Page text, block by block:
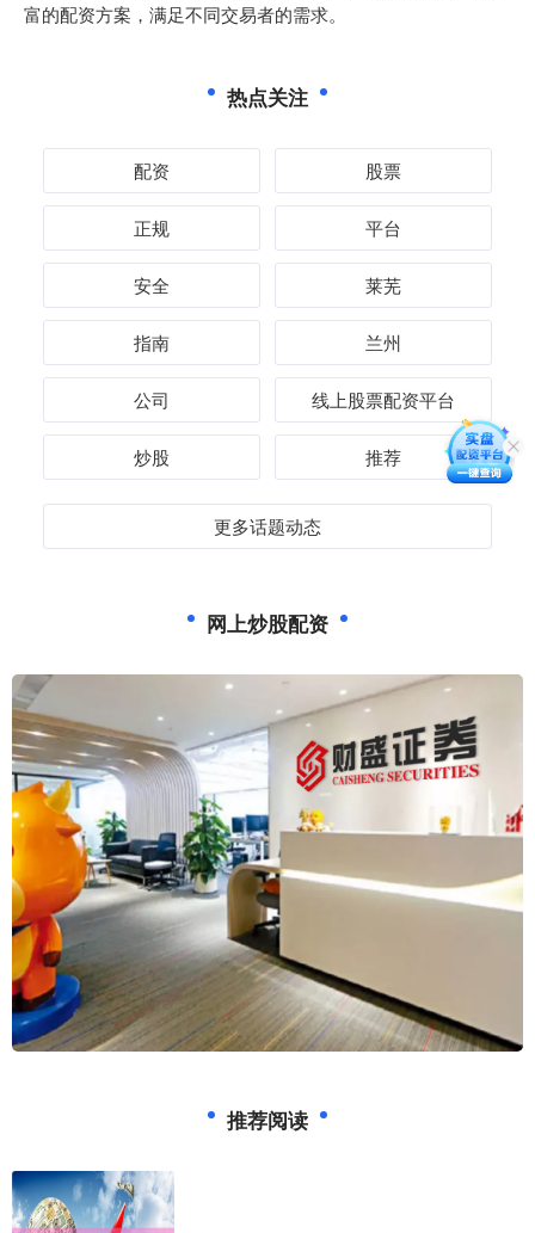
富的配资方案，满足不同交易者的需求。
热点关注
配资 股票
正规 平台
安全 莱芜
指南 兰州
公司 线上股票配资平台
炒股 推荐
更多话题动态
网上炒股配资
推荐阅读